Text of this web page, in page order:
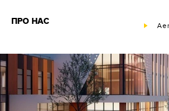
ПРО НАС